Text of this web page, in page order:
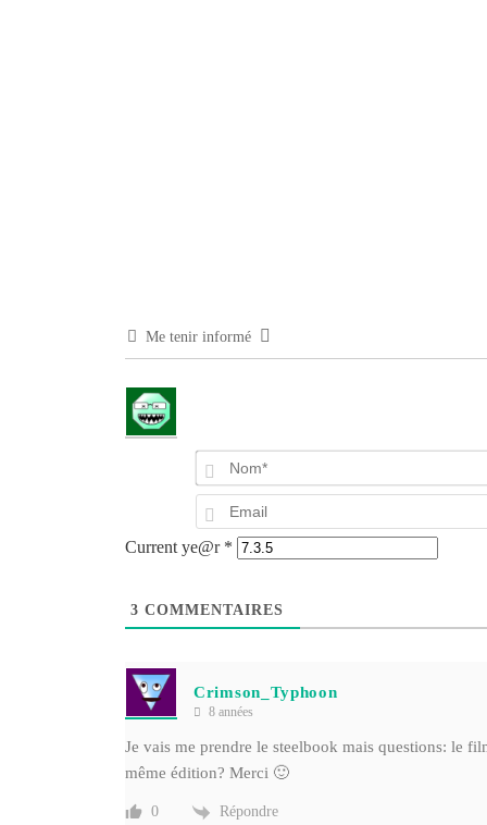
Me tenir informé
Current ye@r *
3 COMMENTAIRES
Crimson_Typhoon
8 années
Je vais me prendre le steelbook mais questions: le
même édition? Merci 🙂
0 Répondre